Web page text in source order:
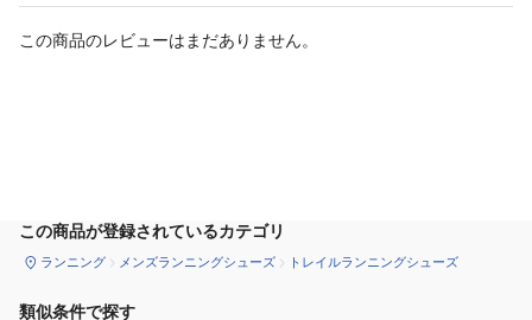
この商品のレビューはまだありません。
この商品が登録されているカテゴリ
ランニング メンズランニングシューズ トレイルランニングシューズ
類似条件で探す